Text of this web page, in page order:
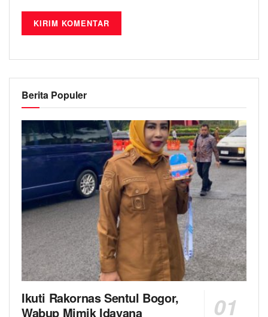
Berita Populer
Ikuti Rakornas Sentul Bogor,
Wabup Mimik Idayana